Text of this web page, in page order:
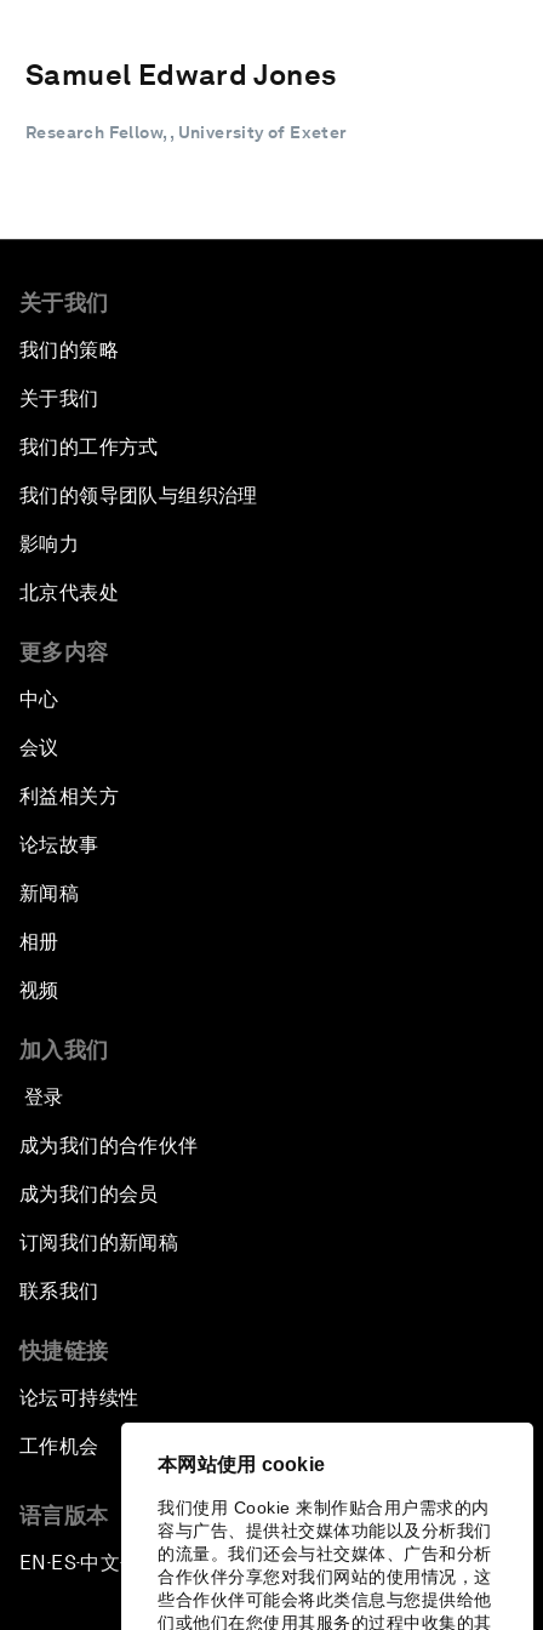
本网站使用 cookie
我们使用 Cookie 来制作贴合用户需求的内
容与广告、提供社交媒体功能以及分析我们
的流量。我们还会与社交媒体、广告和分析
合作伙伴分享您对我们网站的使用情况，这
些合作伙伴可能会将此类信息与您提供给他
们或他们在您使用其服务的过程中收集的其
Samuel Edward Jones
Research Fellow, , University of Exeter
关于我们
我们的策略
关于我们
我们的工作方式
我们的领导团队与组织治理
影响力
北京代表处
更多内容
中心
会议
利益相关方
论坛故事
新闻稿
相册
视频
加入我们
登录
成为我们的合作伙伴
成为我们的会员
订阅我们的新闻稿
联系我们
快捷链接
论坛可持续性
工作机会
语言版本
EN ▪ES▪中文▪ 日本語